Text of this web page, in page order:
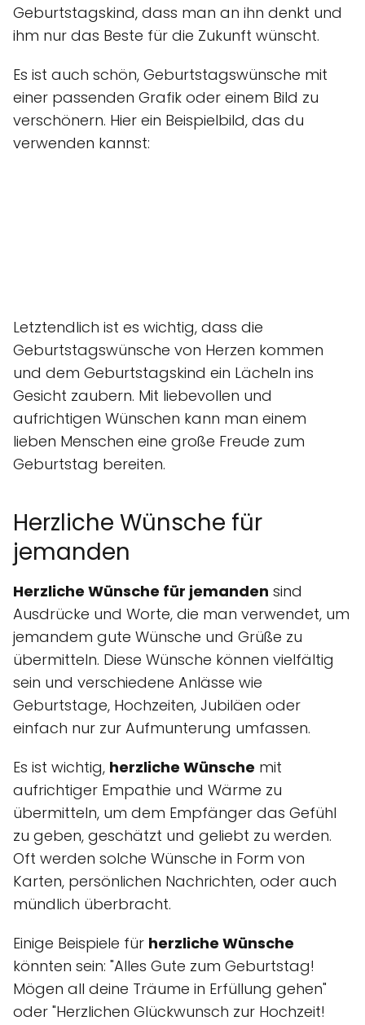
Geburtstagskind, dass man an ihn denkt und
ihm nur das Beste für die Zukunft wünscht.
Es ist auch schön, Geburtstagswünsche mit
einer passenden Grafik oder einem Bild zu
verschönern. Hier ein Beispielbild, das du
verwenden kannst:
Letztendlich ist es wichtig, dass die
Geburtstagswünsche von Herzen kommen
und dem Geburtstagskind ein Lächeln ins
Gesicht zaubern. Mit liebevollen und
aufrichtigen Wünschen kann man einem
lieben Menschen eine große Freude zum
Geburtstag bereiten.
Herzliche Wünsche für
jemanden
Herzliche Wünsche für jemanden sind
Ausdrücke und Worte, die man verwendet, um
jemandem gute Wünsche und Grüße zu
übermitteln. Diese Wünsche können vielfältig
sein und verschiedene Anlässe wie
Geburtstage, Hochzeiten, Jubiläen oder
einfach nur zur Aufmunterung umfassen.
Es ist wichtig, herzliche Wünsche mit
aufrichtiger Empathie und Wärme zu
übermitteln, um dem Empfänger das Gefühl
zu geben, geschätzt und geliebt zu werden.
Oft werden solche Wünsche in Form von
Karten, persönlichen Nachrichten, oder auch
mündlich überbracht.
Einige Beispiele für herzliche Wünsche
könnten sein: "Alles Gute zum Geburtstag!
Mögen all deine Träume in Erfüllung gehen"
oder "Herzlichen Glückwunsch zur Hochzeit!